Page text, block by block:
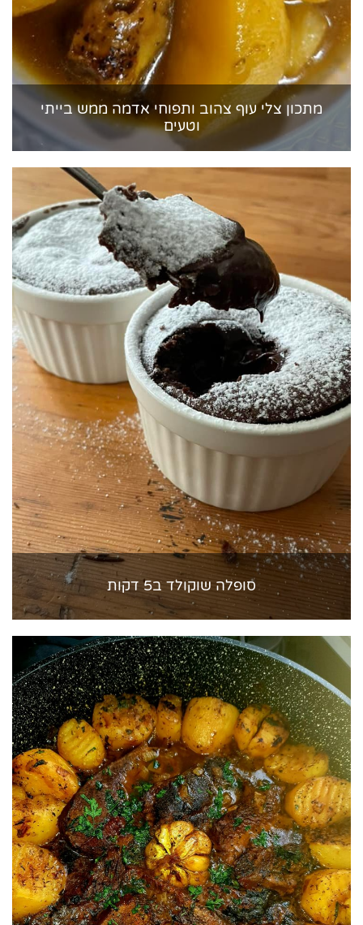
מתכון צלי עוף צהוב ותפוחי אדמה ממש בייתי
וטעים
סופלה שוקולד ב5 דקות